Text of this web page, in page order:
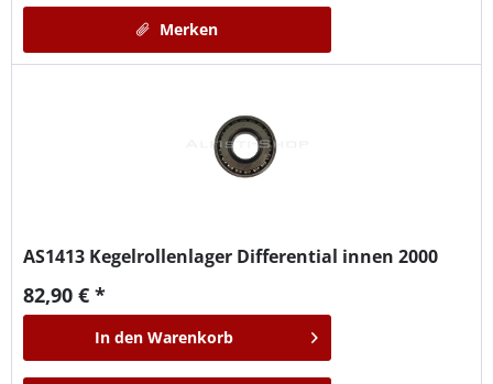
Merken
AS1413 Kegelrollenlager Differential innen 2000
82,90 € *
In den Warenkorb